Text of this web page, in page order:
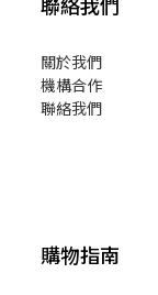
聯絡我們
關於我們
機構合作
聯絡我們
購物指南